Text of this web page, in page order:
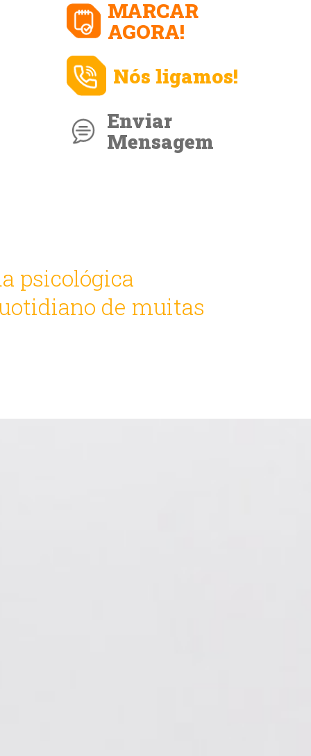
MARCAR
AGORA!
Nós ligamos!
Enviar
Mensagem
psicológica
de muitas